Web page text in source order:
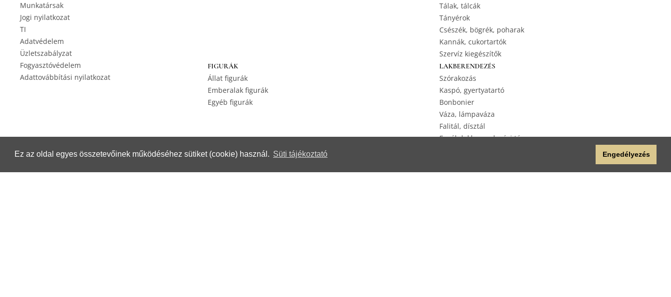
Ez az oldal egyes összetevőinek működéséhez sütiket (cookie) használ. Süti tájékoztató Engedélyezés
Munkatársak
Jogi nyilatkozat
TI
Adatvédelem
Üzletszabályzat
Fogyasztóvédelem
Adattovábbítási nyilatkozat
Tálak, tálcák
Tányérok
Csészék, bögrék, poharak
Kannák, cukortartók
Szervíz kiegészítők
FIGURÁK
Állat figurák
Emberalak figurák
Egyéb figurák
LAKBERENDEZÉS
Szórakozás
Kaspó, gyertyatartó
Bonbonier
Váza, lámpaváza
Falitál, dísztál
Egyéb lakberendezési tárgy